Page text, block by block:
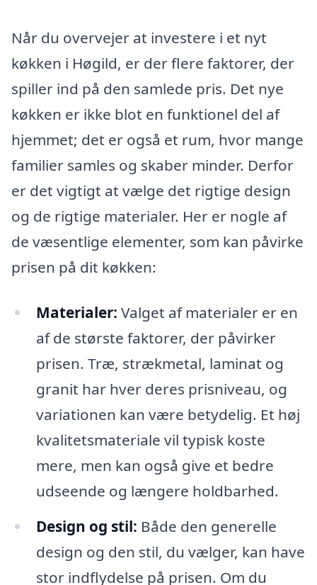
Når du overvejer at investere i et nyt
køkken i Høgild, er der flere faktorer, der
spiller ind på den samlede pris. Det nye
køkken er ikke blot en funktionel del af
hjemmet; det er også et rum, hvor mange
familier samles og skaber minder. Derfor
er det vigtigt at vælge det rigtige design
og de rigtige materialer. Her er nogle af
de væsentlige elementer, som kan påvirke
prisen på dit køkken:
Materialer: Valget af materialer er en
af de største faktorer, der påvirker
prisen. Træ, strækmetal, laminat og
granit har hver deres prisniveau, og
variationen kan være betydelig. Et høj
kvalitetsmateriale vil typisk koste
mere, men kan også give et bedre
udseende og længere holdbarhed.
Design og stil: Både den generelle
design og den stil, du vælger, kan have
stor indflydelse på prisen. Om du